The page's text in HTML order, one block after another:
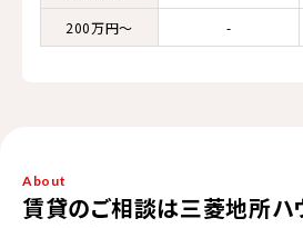
200万円～
-
About
賃貸のご相談は三菱地所ハ